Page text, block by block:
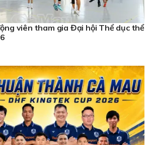
viên tham gia Đại hội Thể dục thể